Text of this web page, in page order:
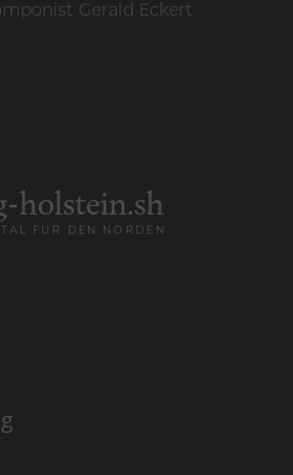
Gerald Eckert
holstein.sh
FÜR DEN NORDEN